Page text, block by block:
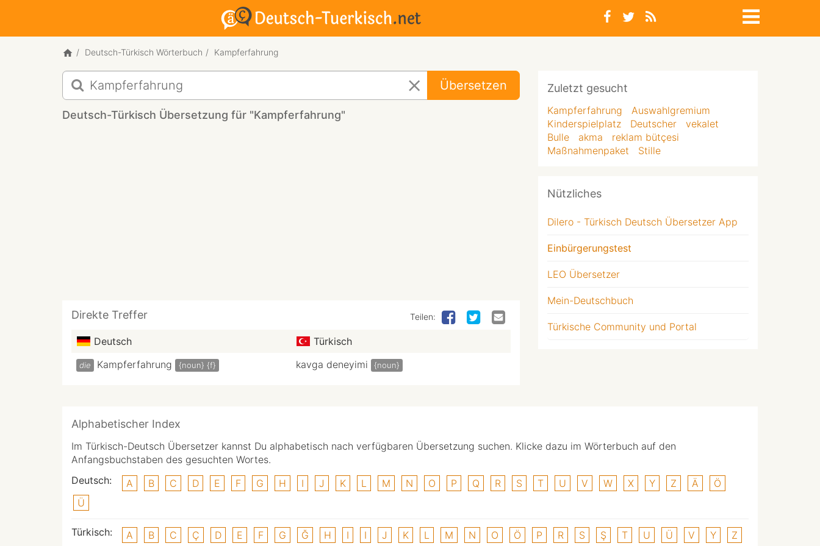
Deutsch-Türkisch Wörterbuch Kampferfahrung
Deutsch-
Türkisch
Übersetzung
für
Übersetzen
Deutsch-Türkisch Übersetzung für "Kampferfahrung"
Direkte Treffer Teilen:
Deutsch Türkisch
die Kampferfahrung {noun} {f} kavga deneyimi {noun}
Zuletzt gesucht
Kampferfahrung
Auswahlgremium
Kinderspielplatz
Deutscher
vekalet
Bulle
akma
reklam bütçesi
Maßnahmenpaket
Stille
Nützliches
Dilero - Türkisch Deutsch Übersetzer App
Einbürgerungstest
LEO Übersetzer
Mein-Deutschbuch
Türkische Community und Portal
Alphabetischer Index
Im Türkisch-Deutsch Übersetzer kannst Du alphabetisch nach verfügbaren Übersetzung suchen. Klicke dazu im Wörterbuch auf den
Anfangsbuchstaben des gesuchten Wortes.
Deutsch:
A B C D E F G H I J K L M N O P Q R S T U V W X Y Z Ä
Ö
Ü
Türkisch: A B C Ç D E F G Ğ H I I J K L M N O Ö P R S Ş T U Ü V Y Z